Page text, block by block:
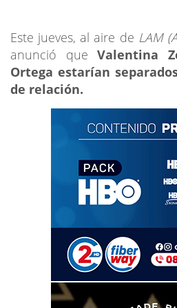
Este jueves, al aire de LAM
anunció queValentina
Ortega estarían
de relación.